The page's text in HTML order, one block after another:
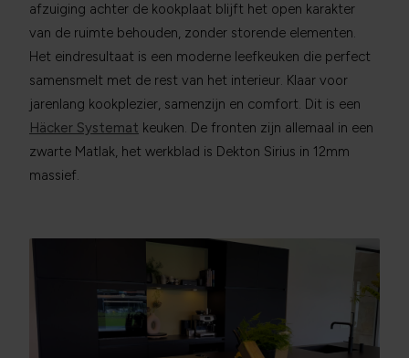
afzuiging achter de kookplaat blijft het open karakter
van de ruimte behouden, zonder storende elementen.
Het eindresultaat is een moderne leefkeuken die perfect
samensmelt met de rest van het interieur. Klaar voor
jarenlang kookplezier, samenzijn en comfort. Dit is een
Häcker Systemat keuken. De fronten zijn allemaal in een
zwarte Matlak, het werkblad is Dekton Sirius in 12mm
massief.